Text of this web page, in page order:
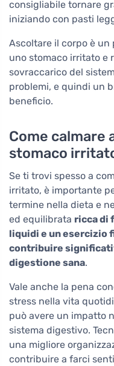
consigliabile tornare
iniziando con pasti
Ascoltare il corpo è un
uno stomaco irritato e
sovraccarico del
problemi, e quindi un
beneficio.
Come calmare
stomaco
Se ti trovi spesso a
irritato, è importante
termine nella dieta e
ed equilibrata ricca di
liquidi e un esercizio
contribuire
digestione sana.
Vale anche la pena
stress nella vita
può avere un impatto
sistema digestivo.
una migliore
contribuire a farci